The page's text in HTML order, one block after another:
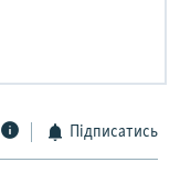
Підписатись